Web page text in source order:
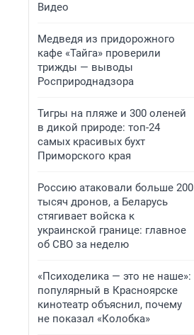
Видео
Медведя из придорожного
кафе «Тайга» проверили
трижды — выводы
Росприроднадзора
Тигры на пляже и 300 оленей
в дикой природе: топ-24
самых красивых бухт
Приморского края
Россию атаковали больше 200
тысяч дронов, а Беларусь
стягивает войска к
украинской границе: главное
об СВО за неделю
«Психоделика — это не наше»:
популярный в Красноярске
кинотеатр объяснил, почему
не показал «Колобка»